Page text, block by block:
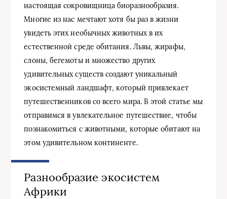
настоящая сокровищница биоразнообразия.
Многие из нас мечтают хотя бы раз в жизни
увидеть этих необычных животных в их
естественной среде обитания. Львы, жирафы,
слоны, бегемоты и множество других
удивительных существ создают уникальный
экосистемный ландшафт, который привлекает
путешественников со всего мира. В этой статье мы
отправимся в увлекательное путешествие, чтобы
познакомиться с животными, которые обитают на
этом удивительном континенте.
Разнообразие экосистем
Африки